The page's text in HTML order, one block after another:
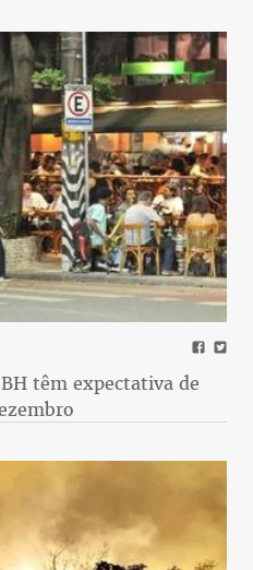
têm expectativa de